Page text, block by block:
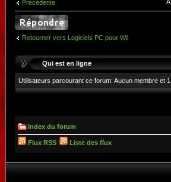
Précédente
Retourner vers Logiciels PC pour Wii
Qui est en ligne
Utilisateurs parcourant ce forum: Aucun membre et
Index du forum
Flux RSS Liste des flux